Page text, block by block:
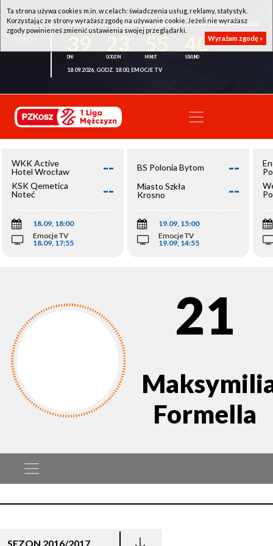
WKK ACTIVE HOTEL WROCŁAW - KSK QEMETICA NOTEĆ INOWROCŁAW
40
18.09.2026, GODZ. 18:00, EMOCJE TV
WKK Active
Hotel Wrocław
--
KSK Qemetica
Noteć
Inowrocław
--
18.09, 18:00
Emocje TV
18.09, 17:55
BS Polonia Bytom --
Miasto Szkła
Krosno
--
19.09, 15:00
Emocje TV
19.09, 14:55
21
Formella
SEZON 2016/2017
Ta strona używa cookies m.in. w celach: świadczenia usług, reklamy, statystyk.
Korzystając ze strony wyrażasz zgodę na używanie cookie. Jeżeli nie wyrażasz
zgody powinieneś zmienić ustawienia swojej przeglądarki.
Wyrażam zgodę »